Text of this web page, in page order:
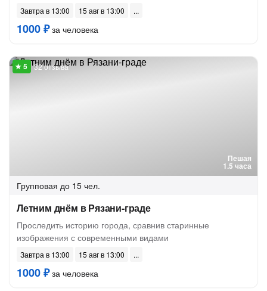
Завтра в 13:00 15 авг в 13:00
1000 ₽за человека
Пешая
1.5 часа
32 отзыва
Групповая до 15 чел.
Летним днём в Рязани-граде
Проследить историю города, сравнив старинные
изображения с современными видами
Завтра в 13:00 15 авг в 13:00
1000 ₽за человека